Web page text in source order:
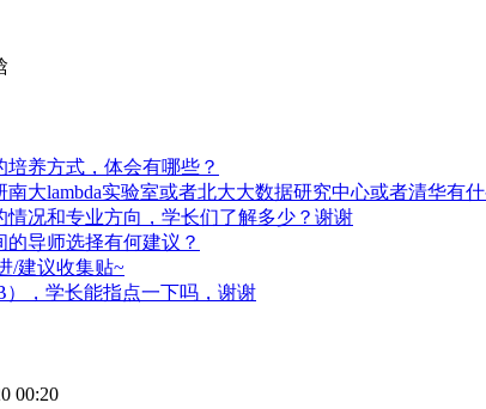
养方式，体会有哪些？
大lambda实验室或者北大大数据研究中心或者清华有
情况和专业方向，学长们了解多少？谢谢
导师选择有何建议？
/建议收集贴~
），学长能指点一下吗，谢谢
00:20